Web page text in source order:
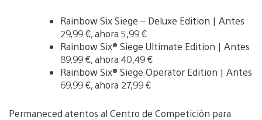
Rainbow Six Siege – Deluxe Edition | Antes
29,99 €, ahora 5,99 €
Rainbow Six® Siege Ultimate Edition | Antes
89,99 €, ahora 40,49 €
Rainbow Six® Siege Operator Edition | Antes
69,99 €, ahora 27,99 €
Permaneced atentos al Centro de Competición para